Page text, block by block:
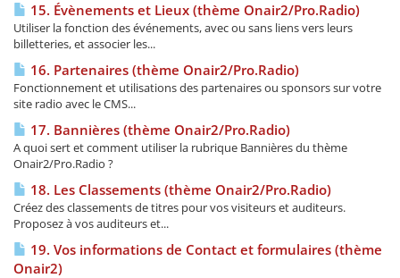
15. Évènements et Lieux (thème Onair2/Pro.Radio)
Utiliser la fonction des événements, avec ou sans liens vers leurs
billetteries, et associer les...
16. Partenaires (thème Onair2/Pro.Radio)
Fonctionnement et utilisations des partenaires ou sponsors sur votre
site radio avec le CMS...
17. Bannières (thème Onair2/Pro.Radio)
A quoi sert et comment utiliser la rubrique Bannières du thème
Onair2/Pro.Radio ?
18. Les Classements (thème Onair2/Pro.Radio)
Créez des classements de titres pour vos visiteurs et auditeurs.
Proposez à vos auditeurs et...
19. Vos informations de Contact et formulaires (thème
Onair2)